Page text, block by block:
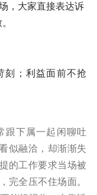
，大家直接表达诉
刻；利益面前不抢
跟下属一起闲聊吐
似融洽，却渐渐失
的工作要求当场被
完全压不住场面。